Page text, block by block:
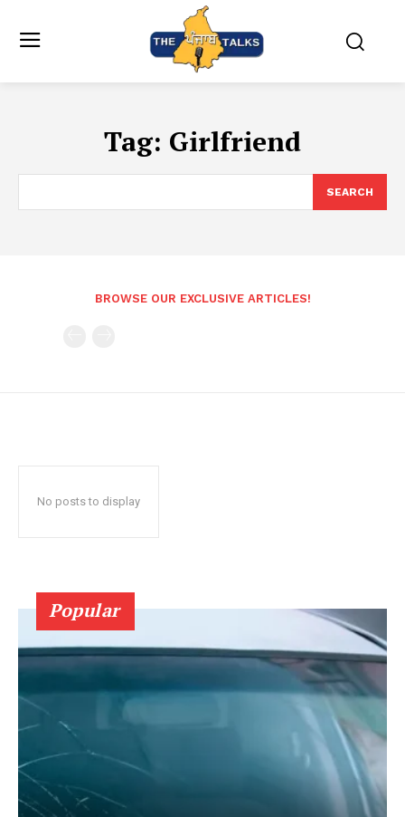
Tag: Girlfriend
SEARCH
BROWSE OUR EXCLUSIVE ARTICLES!
No posts to display
Popular